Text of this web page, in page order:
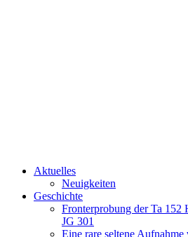
Aktuelles
Neuigkeiten
Geschichte
Fronterprobung der Ta 152
JG 301
Eine rare seltene